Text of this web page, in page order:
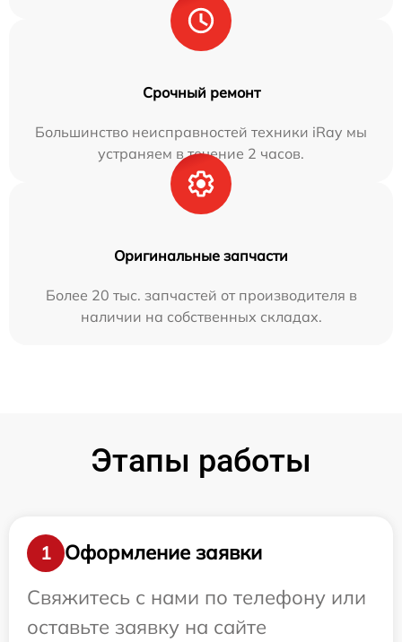
Срочный ремонт
Большинство неисправностей техники iRay мы
устраняем в течение 2 часов.
Оригинальные запчасти
Более 20 тыс. запчастей от производителя в
наличии на собственных складах.
Этапы работы
1
Оформление заявки
Свяжитесь с нами по телефону или
оставьте заявку на сайте